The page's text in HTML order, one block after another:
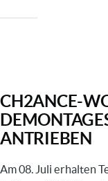
für
die
gesamte
CH2ANCE-
ANTRIEBEN
Am 08. Juli erhalten